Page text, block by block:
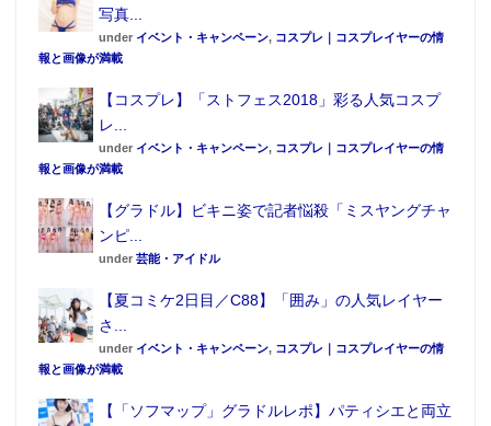
写真...
under イベント・キャンペーン, コスプレ｜コスプレイヤーの情
報と画像が満載
【コスプレ】「ストフェス2018」彩る人気コスプ
レ...
under イベント・キャンペーン, コスプレ｜コスプレイヤーの情
報と画像が満載
【グラドル】ビキニ姿で記者悩殺「ミスヤングチャ
ンピ...
under 芸能・アイドル
【夏コミケ2日目／C88】「囲み」の人気レイヤー
さ...
under イベント・キャンペーン, コスプレ｜コスプレイヤーの情
報と画像が満載
【「ソフマップ」グラドルレポ】パティシエと両立